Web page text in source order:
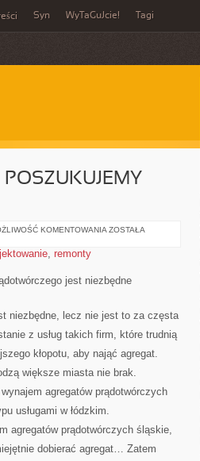
Syn WyTaGuJcie! Tagi
KOMENTOWANIA BUDOWA
ZOSTAŁA
, remonty
jest niezbędne
niezbędne, lecz nie jest to za częsta
z usług takich firm, które trudnią
kłopotu, aby nająć agregat.
większe miasta nie brak.
agregatów prądotwórczych
usługami w łódzkim.
agregatów prądotwórczych śląskie,
dobierać agregat… Zatem